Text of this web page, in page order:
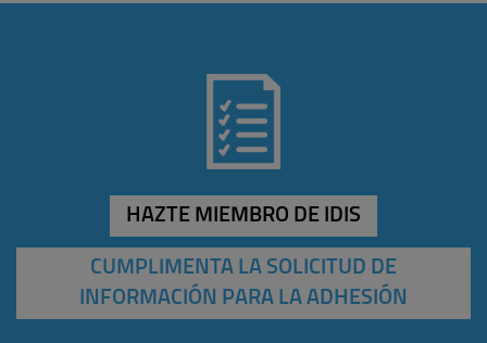
HAZTE MIEMBRO DE IDIS
CUMPLIMENTA LA SOLICITUD DE
INFORMACIÓN PARA LA ADHESIÓN